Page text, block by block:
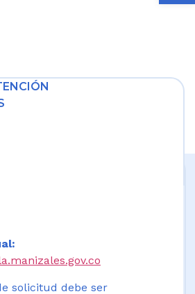
solicitud debe ser